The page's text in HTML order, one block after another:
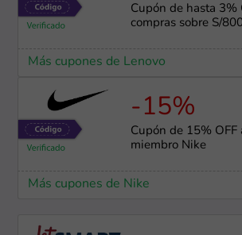
Cupón de hasta 3%
compras sobre S/
Más cupones de Lenovo
-15%
Cupón de 15% OFF
miembro Nike
Más cupones de Nike